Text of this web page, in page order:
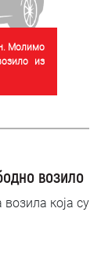
Молимо
из
возило
која су